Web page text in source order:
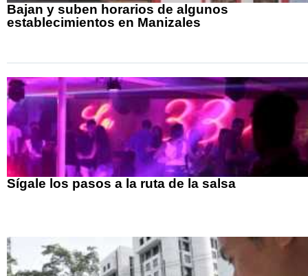
Bajan y suben horarios de algunos
establecimientos en Manizales
Sígale los pasos a la ruta de la salsa